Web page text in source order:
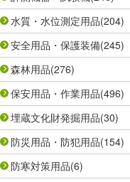
水質・水位測定用品(204)
安全用品・保護装備(245)
森林用品(276)
保安用品・作業用品(496)
埋蔵文化財発掘用品(30)
防災用品・防犯用品(154)
防寒対策用品(6)